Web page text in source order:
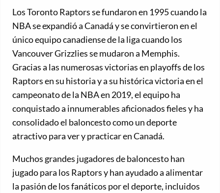
Los Toronto Raptors se fundaron en 1995 cuando la
NBA se expandió a Canadá y se convirtieron en el
único equipo canadiense de la liga cuando los
Vancouver Grizzlies se mudaron a Memphis.
Gracias a las numerosas victorias en playoffs de los
Raptors en su historia y a su histórica victoria en el
campeonato de la NBA en 2019, el equipo ha
conquistado a innumerables aficionados fieles y ha
consolidado el baloncesto como un deporte
atractivo para ver y practicar en Canadá.
Muchos grandes jugadores de baloncesto han
jugado para los Raptors y han ayudado a alimentar
la pasión de los fanáticos por el deporte, incluidos